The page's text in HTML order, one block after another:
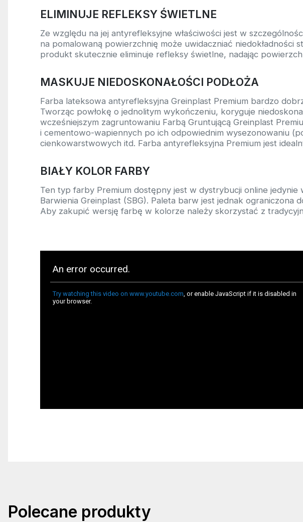
ELIMINUJE REFLEKSY ŚWIETLNE
Ze względu na jej antyrefleksyjne właściwości jest w
na pomalowaną powierzchnię może uwidaczniać
produkt skutecznie eliminuje refleksy świetlne, nadając
MASKUJE NIEDOSKONAŁOŚCI PODŁOŻA
Farba lateksowa antyrefleksyjna Greinplast Premium bardzo
Tworząc powłokę o jednolitym wykończeniu, koryguje
wcześniejszym zagruntowaniu Farbą Gruntującą Greinplast
i cementowo-wapiennych po ich odpowiednim wysezonowaniu
cienkowarstwowych itd. Farba antyrefleksyjna Premium jest
BIAŁY KOLOR FARBY
Ten typ farby Premium dostępny jest w dystrybucji online
Barwienia Greinplast (SBG). Paleta barw jest jednak
Aby zakupić wersję farbę w kolorze należy skorzystać z
Polecane produkty